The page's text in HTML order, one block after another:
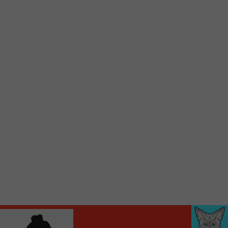
locale vous sont maintenant accessibles en un clic!
Audio